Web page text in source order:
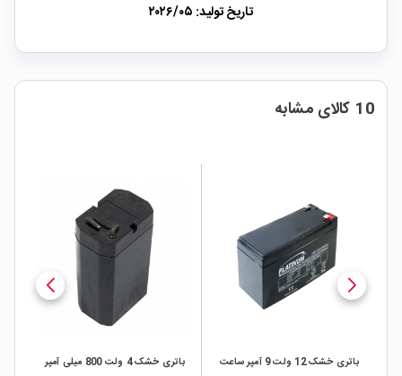
تاریخ تولید: ۲۰۲۶/۰۵
10 کالای مشابه
باتری خشک 12 ولت 9 آمپر ساعت
باتری خشک 4 ولت 800 میلی آمپر